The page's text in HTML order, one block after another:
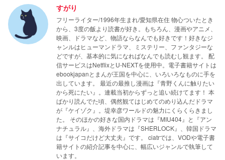
すがり
フリーライター/1996年生まれ/愛知県在住 物心ついたとき
から、3度の飯より読書が好き。もちろん、漫画やアニメ、
映画、ドラマなど、物語ならなんでも好きです！好きなジ
ャンルはヒューマンドラマ、ミステリー、ファンタジーな
どですが、基本的に気になればなんでも読むし観ます。 配
信サービスはNetflixとU-NEXTを使用中。電子書籍サイトは
ebookjapanとまんが王国を中心に、いろいろなものに手を
出しています。 最近の最推し漫画は『青野くんに触りたい
から死にたい』。連載当初からずっと追い続けてます！ 本
ばかり読んでた頃、偶然観てはじめてのめり込んだドラマ
が『ケイゾク』。堤幸彦ワールドの魅力にくらくらきまし
た。 そのほかの好きな国内ドラマは『MIU404』と『アン
ナチュラル』、海外ドラマは『SHERLOCK』、韓国ドラマ
は『サイコだけど大丈夫』です。 ciatrでは、VODや電子書
籍サイトの紹介記事を中心に、幅広いジャンルで執筆して
います。